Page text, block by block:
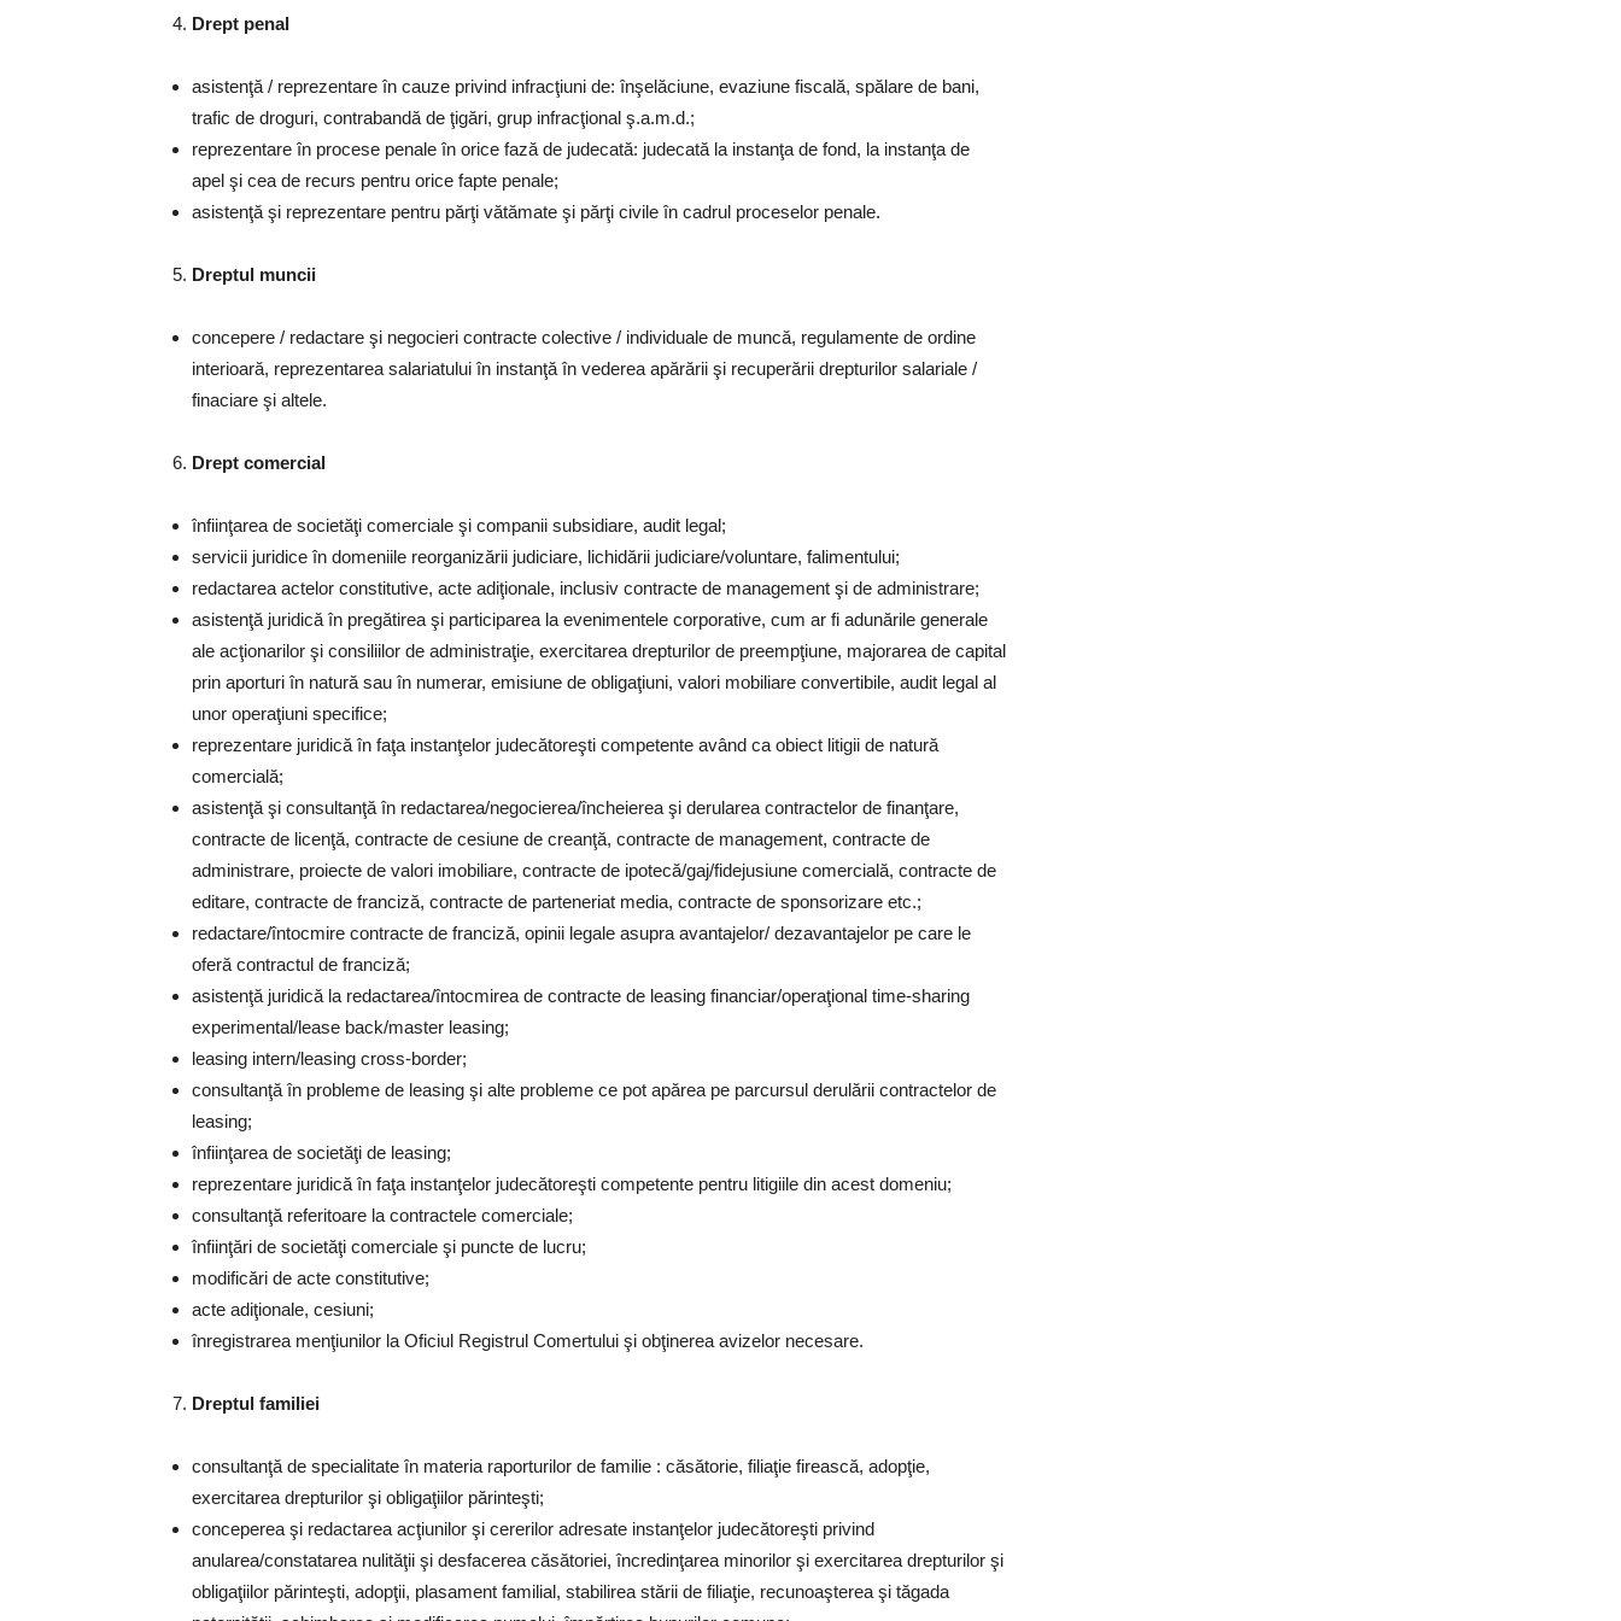
Drept penal
asistenţă / reprezentare în cauze privind infracţiuni de: înşelăciune, evaziune fiscală, spălare de bani,
trafic de droguri, contrabandă de ţigări, grup infracţional ş.a.m.d.;
reprezentare în procese penale în orice fază de judecată: judecată la instanţa de fond, la instanţa de
apel şi cea de recurs pentru orice fapte penale;
asistenţă şi reprezentare pentru părţi vătămate şi părţi civile în cadrul proceselor penale.
Dreptul muncii
concepere / redactare şi negocieri contracte colective / individuale de muncă, regulamente de ordine
interioară, reprezentarea salariatului în instanţă în vederea apărării şi recuperării drepturilor salariale /
finaciare şi altele.
Drept comercial
înfiinţarea de societăţi comerciale şi companii subsidiare, audit legal;
servicii juridice în domeniile reorganizării judiciare, lichidării judiciare/voluntare, falimentului;
redactarea actelor constitutive, acte adiţionale, inclusiv contracte de management şi de administrare;
asistenţă juridică în pregătirea şi participarea la evenimentele corporative, cum ar fi adunările generale
ale acţionarilor şi consiliilor de administraţie, exercitarea drepturilor de preempţiune, majorarea de capital
prin aporturi în natură sau în numerar, emisiune de obligaţiuni, valori mobiliare convertibile, audit legal al
unor operaţiuni specifice;
reprezentare juridică în faţa instanţelor judecătoreşti competente având ca obiect litigii de natură
comercială;
asistenţă şi consultanţă în redactarea/negocierea/încheierea şi derularea contractelor de finanţare,
contracte de licenţă, contracte de cesiune de creanţă, contracte de management, contracte de
administrare, proiecte de valori imobiliare, contracte de ipotecă/gaj/fidejusiune comercială, contracte de
editare, contracte de franciză, contracte de parteneriat media, contracte de sponsorizare etc.;
redactare/întocmire contracte de franciză, opinii legale asupra avantajelor/ dezavantajelor pe care le
oferă contractul de franciză;
asistenţă juridică la redactarea/întocmirea de contracte de leasing financiar/operaţional time-sharing
experimental/lease back/master leasing;
leasing intern/leasing cross-border;
consultanţă în probleme de leasing şi alte probleme ce pot apărea pe parcursul derulării contractelor de
leasing;
înfiinţarea de societăţi de leasing;
reprezentare juridică în faţa instanţelor judecătoreşti competente pentru litigiile din acest domeniu;
consultanţă referitoare la contractele comerciale;
înfiinţări de societăţi comerciale şi puncte de lucru;
modificări de acte constitutive;
acte adiţionale, cesiuni;
înregistrarea menţiunilor la Oficiul Registrul Comertului şi obţinerea avizelor necesare.
Dreptul familiei
consultanţă de specialitate în materia raporturilor de familie : căsătorie, filiaţie firească, adopţie,
exercitarea drepturilor şi obligaţiilor părinteşti;
conceperea şi redactarea acţiunilor şi cererilor adresate instanţelor judecătoreşti privind
anularea/constatarea nulităţii şi desfacerea căsătoriei, încredinţarea minorilor şi exercitarea drepturilor şi
obligaţiilor părinteşti, adopţii, plasament familial, stabilirea stării de filiaţie, recunoaşterea şi tăgada